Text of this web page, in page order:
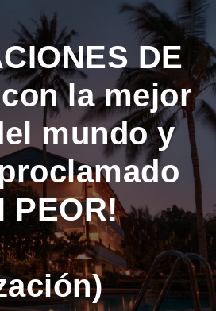
DE
la mejor
mundo y
PEOR!